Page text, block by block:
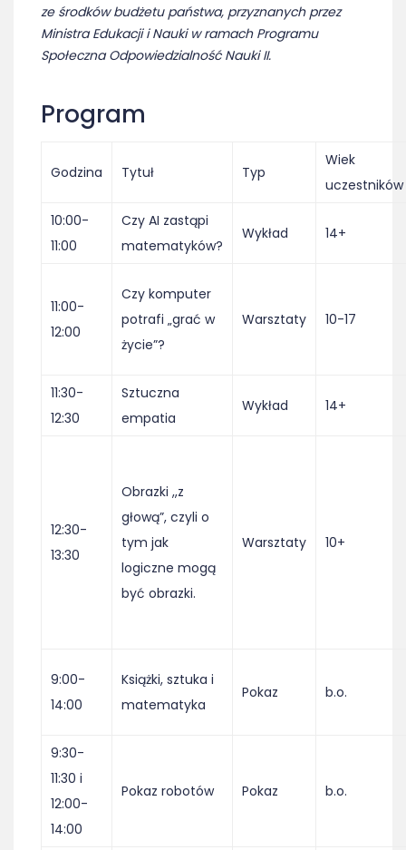
ze środków budżetu państwa, przyznanych przez
Ministra Edukacji i Nauki w ramach Programu
Społeczna Odpowiedzialność Nauki II.
Program
Godzina Tytuł Typ
Wiek
uczestników
10:00-
11:00
Czy AI zastąpi
matematyków?
Wykład 14+
11:00-
12:00
Czy komputer
potrafi „grać w
życie”?
Warsztaty 10-17
11:30-
12:30
Sztuczna
empatia
Wykład 14+
12:30-
13:30
Obrazki ,,z
głową”, czyli o
tym jak
logiczne mogą
być obrazki.
Warsztaty 10+
9:00-
14:00
Książki, sztuka i
matematyka
Pokaz b.o.
9:30-
11:30 i
12:00-
14:00
Pokaz robotów Pokaz b.o.